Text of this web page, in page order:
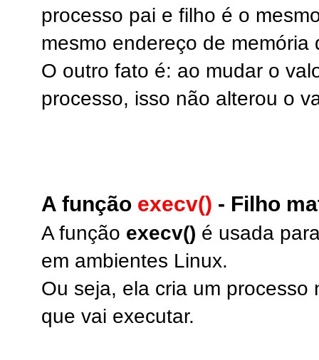
processo pai e filho é o
mesmo endereço de memória
O outro fato é: ao mudar o
processo, isso não alterou o
A função execv() - Filho
A função execv() é usada
em ambientes Linux.
Ou seja, ela cria um processo
que vai executar.